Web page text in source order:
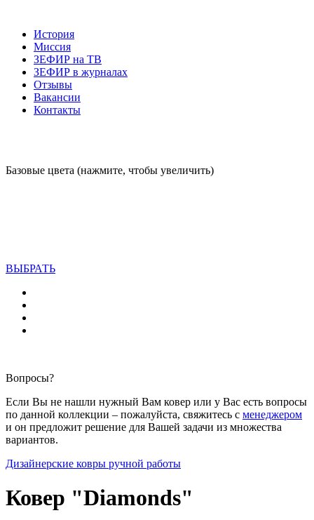
История
Миссия
ЗЕФИР на ТВ
ЗЕФИР в журналах
Отзывы
Вакансии
Контакты
Базовые цвета (нажмите, чтобы увеличить)
ВЫБРАТЬ
Вопросы?
Если Вы не нашли нужный Вам ковер или у Вас есть вопросы
по данной коллекции – пожалуйста, свяжитесь с менеджером
и он предложит решение для Вашей задачи из множества
вариантов.
Дизайнерские ковры ручной работы
Ковер "Diamonds"